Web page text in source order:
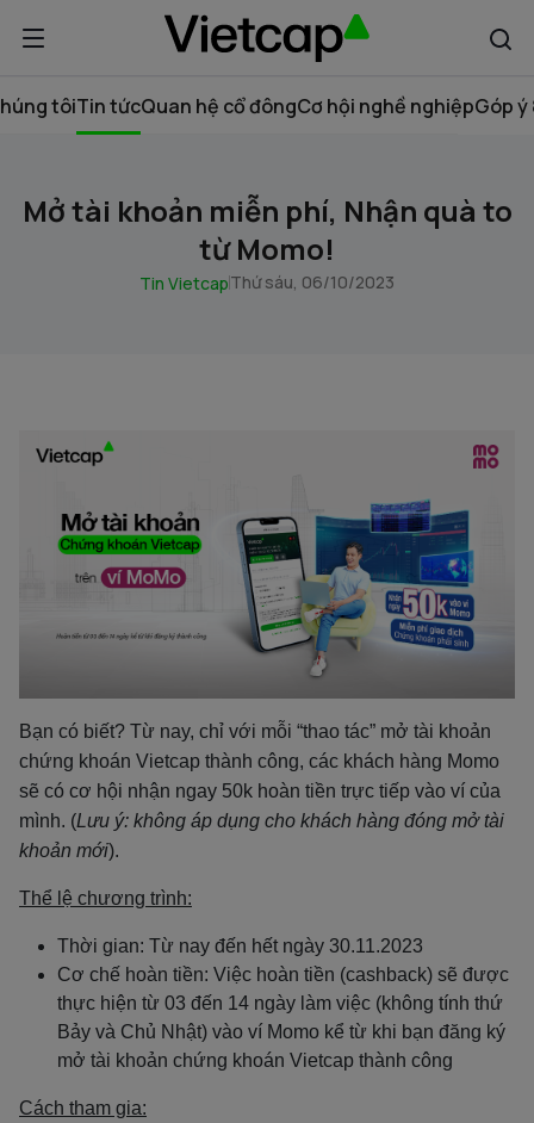
tôiTin tứcQuan hệ cổ đôngCơ hội nghề nghiệpGóp ý
Mở tài khoản miễn phí, Nhận quà to
từ Momo!
Tin VietcapThứ sáu, 06/10/2023
Bạn có biết? Từ nay, chỉ với mỗi “thao tác” mở tài khoản
chứng khoán Vietcap thành công, các khách hàng Momo
sẽ có cơ hội nhận ngay 50k hoàn tiền trực tiếp vào ví của
mình. (Lưu ý: không áp dụng cho khách hàng đóng mở tài
khoản mới).
Thể lệ chương trình:
Thời gian: Từ nay đến hết ngày 30.11.2023
Cơ chế hoàn tiền: Việc hoàn tiền (cashback) sẽ được
thực hiện từ 03 đến 14 ngày làm việc (không tính thứ
Bảy và Chủ Nhật) vào ví Momo kể từ khi bạn đăng ký
mở tài khoản chứng khoán Vietcap thành công
Cách tham gia: